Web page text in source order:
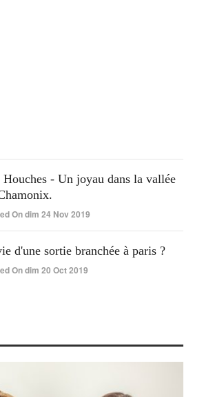
Houches - Un joyau dans la vallée
On dim 24 Nov 2019
d'une sortie branchée à paris ?
On dim 20 Oct 2019